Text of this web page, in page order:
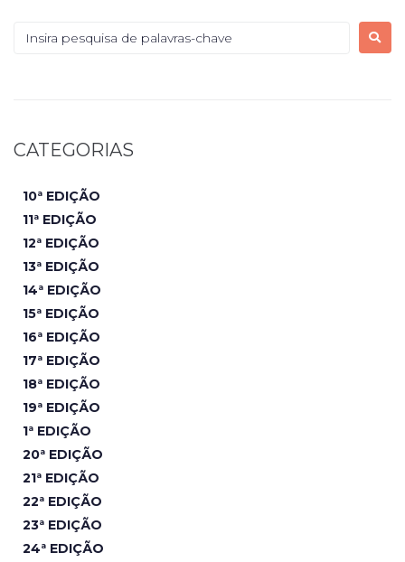
CATEGORIAS
10ª EDIÇÃO
11ª EDIÇÃO
12ª EDIÇÃO
13ª EDIÇÃO
14ª EDIÇÃO
15ª EDIÇÃO
16ª EDIÇÃO
17ª EDIÇÃO
18ª EDIÇÃO
19ª EDIÇÃO
1ª EDIÇÃO
20ª EDIÇÃO
21ª EDIÇÃO
22ª EDIÇÃO
23ª EDIÇÃO
24ª EDIÇÃO